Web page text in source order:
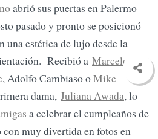
abrió sus puertas en Palermo
pasado y pronto se posicionó
una estética de lujo desde la
Recibió a Marcelo
, Adolfo Cambiaso oMike
dama, Juliana Awada, lo
a celebrar el cumpleaños de
con muy divertida en fotos en